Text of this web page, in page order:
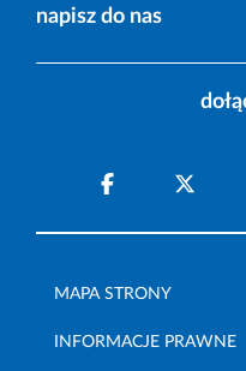
napisz do nas
MAPA STRONY
INFORMACJE PRAWNE